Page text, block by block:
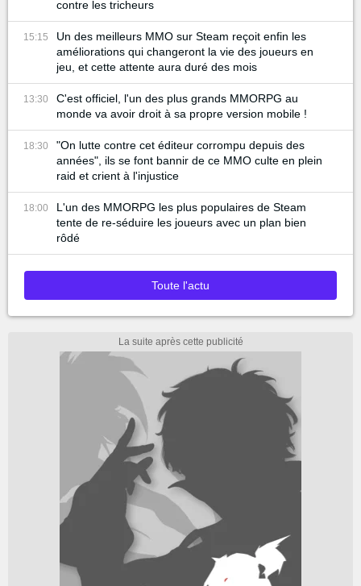
contre les tricheurs
15:15
Un des meilleurs MMO sur Steam reçoit enfin les
améliorations qui changeront la vie des joueurs en
jeu, et cette attente aura duré des mois
13:30
C'est officiel, l'un des plus grands MMORPG au
monde va avoir droit à sa propre version mobile !
18:30
"On lutte contre cet éditeur corrompu depuis des
années", ils se font bannir de ce MMO culte en plein
raid et crient à l'injustice
18:00
L'un des MMORPG les plus populaires de Steam
tente de re-séduire les joueurs avec un plan bien
rôdé
Toute l'actu